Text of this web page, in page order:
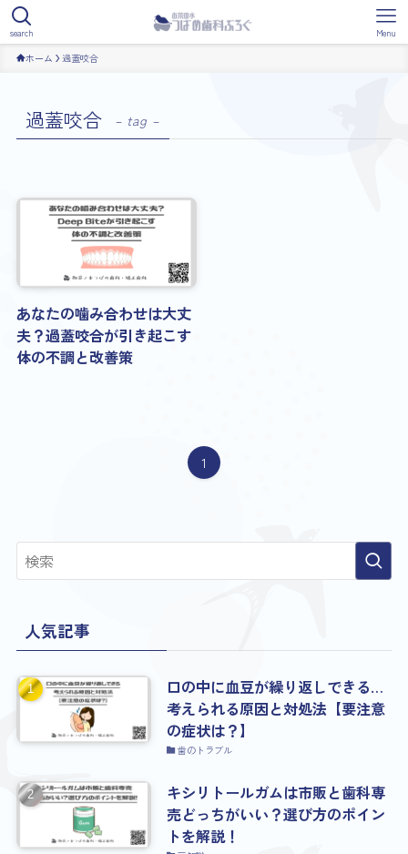
search Menu
ホーム 過蓋咬合
過蓋咬合 – tag –
あなたの噛み合わせは大丈
夫？過蓋咬合が引き起こす
体の不調と改善策
1
人気記事
口の中に血豆が繰り返しできる…
考えられる原因と対処法【要注意
の症状は？】
歯のトラブル
キシリトールガムは市販と歯科専
売どっちがいい？選び方のポイン
トを解説！